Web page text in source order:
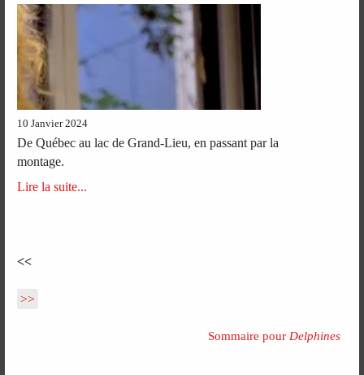
10 Janvier 2024
De Québec au lac de Grand-Lieu, en passant par la
montage.
Lire la suite...
<<
>>
Sommaire pour Delphines